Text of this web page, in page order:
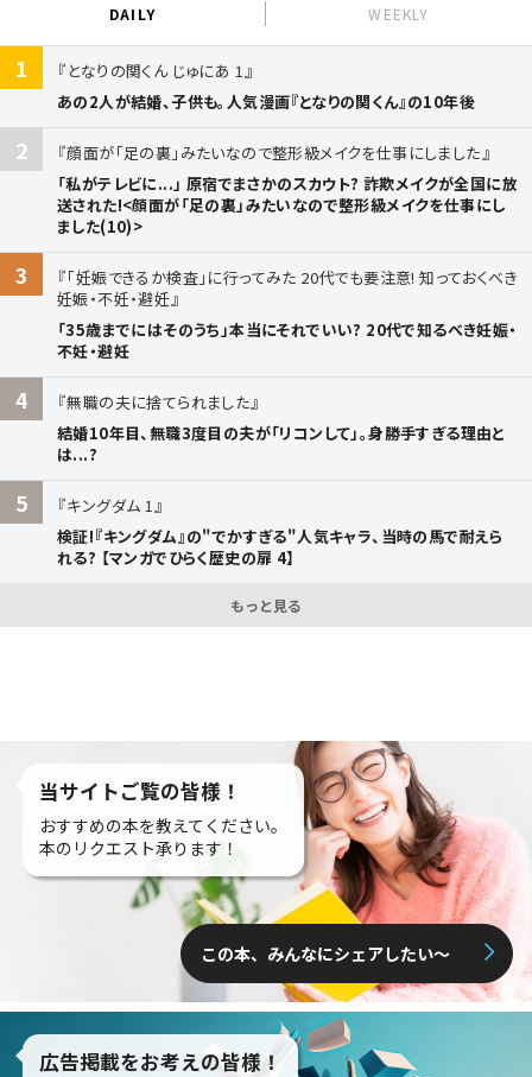
DAILY WEEKLY
1
となりの関くん じゅにあ 1
あの2人が結婚、子供も。人気漫画『となりの関くん』の10年後
2
顔面が「足の裏」みたいなので整形級メイクを仕事にしました
「私がテレビに...」 原宿でまさかのスカウト? 詐欺メイクが全国に放
送された!<顔面が「足の裏」みたいなので整形級メイクを仕事にし
ました(10)>
3
「妊娠できるか検査」に行ってみた 20代でも要注意! 知っておくべき
妊娠・不妊・避妊
「35歳までにはそのうち」本当にそれでいい? 20代で知るべき妊娠・
不妊・避妊
4
無職の夫に捨てられました
結婚10年目、無職3度目の夫が「リコンして」。身勝手すぎる理由と
は...?
5
キングダム 1
検証!『キングダム』の"でかすぎる"人気キャラ、当時の馬で耐えら
れる? 【マンガでひらく歴史の扉 4】
もっと見る
当サイトご覧の皆様！
おすすめの本を教えてください。
本のリクエスト承ります！
この本、みんなにシェアしたい〜
広告掲載をお考えの皆様！